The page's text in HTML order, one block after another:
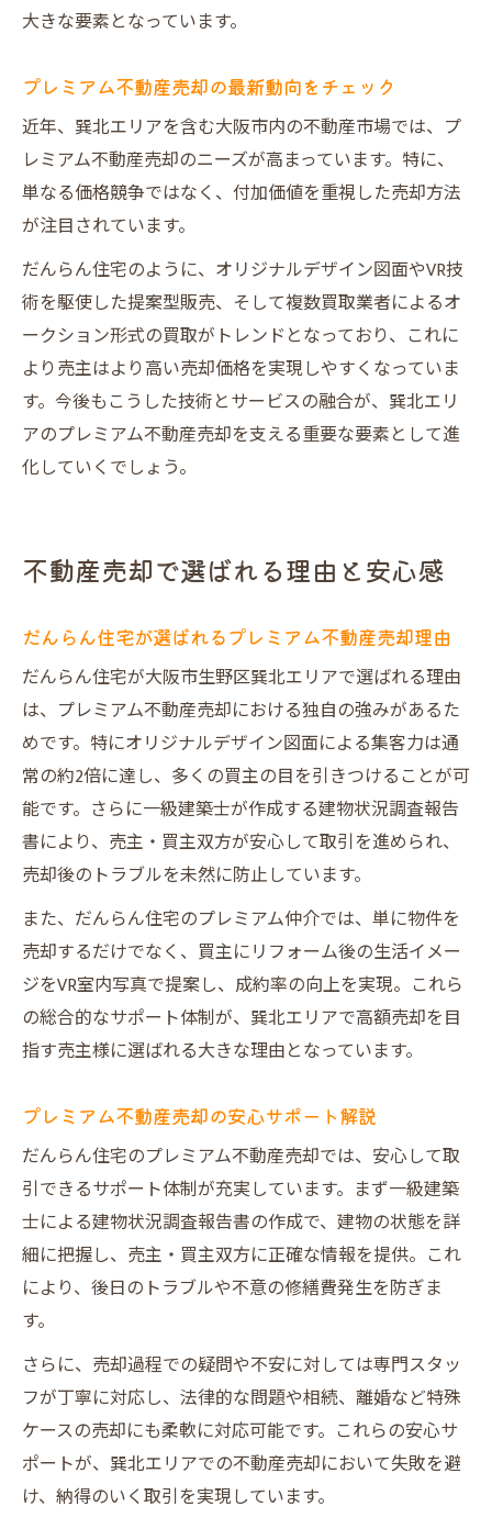
大きな要素となっています。
プレミアム不動産売却の最新動向をチェック
近年、巽北エリアを含む大阪市内の不動産市場では、プ
レミアム不動産売却のニーズが高まっています。特に、
単なる価格競争ではなく、付加価値を重視した売却方法
が注目されています。
だんらん住宅のように、オリジナルデザイン図面やVR技
術を駆使した提案型販売、そして複数買取業者によるオ
ークション形式の買取がトレンドとなっており、これに
より売主はより高い売却価格を実現しやすくなっていま
す。今後もこうした技術とサービスの融合が、巽北エリ
アのプレミアム不動産売却を支える重要な要素として進
化していくでしょう。
不動産売却で選ばれる理由と安心感
だんらん住宅が選ばれるプレミアム不動産売却理由
だんらん住宅が大阪市生野区巽北エリアで選ばれる理由
は、プレミアム不動産売却における独自の強みがあるた
めです。特にオリジナルデザイン図面による集客力は通
常の約2倍に達し、多くの買主の目を引きつけることが可
能です。さらに一級建築士が作成する建物状況調査報告
書により、売主・買主双方が安心して取引を進められ、
売却後のトラブルを未然に防止しています。
また、だんらん住宅のプレミアム仲介では、単に物件を
売却するだけでなく、買主にリフォーム後の生活イメー
ジをVR室内写真で提案し、成約率の向上を実現。これら
の総合的なサポート体制が、巽北エリアで高額売却を目
指す売主様に選ばれる大きな理由となっています。
プレミアム不動産売却の安心サポート解説
だんらん住宅のプレミアム不動産売却では、安心して取
引できるサポート体制が充実しています。まず一級建築
士による建物状況調査報告書の作成で、建物の状態を詳
細に把握し、売主・買主双方に正確な情報を提供。これ
により、後日のトラブルや不意の修繕費発生を防ぎま
す。
さらに、売却過程での疑問や不安に対しては専門スタッ
フが丁寧に対応し、法律的な問題や相続、離婚など特殊
ケースの売却にも柔軟に対応可能です。これらの安心サ
ポートが、巽北エリアでの不動産売却において失敗を避
け、納得のいく取引を実現しています。